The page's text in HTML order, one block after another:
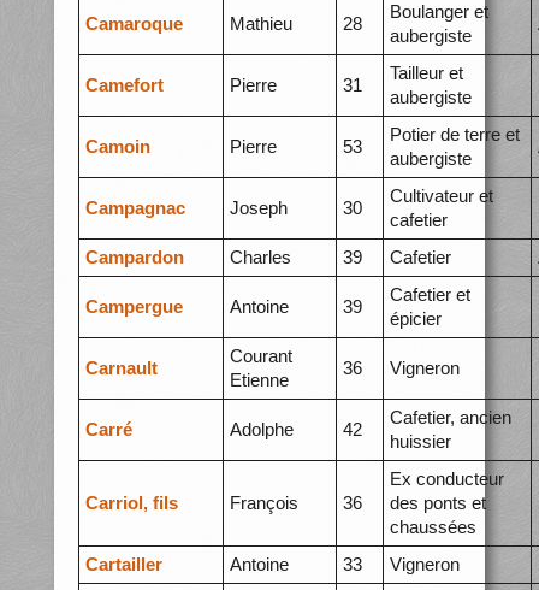
Camaroque Mathieu 28
Boulanger et
aubergiste
Camefort Pierre 31
Tailleur et
aubergiste
Camoin Pierre 53
Potier de terre et
aubergiste
Campagnac Joseph 30
Cultivateur et
cafetier
Campardon Charles 39 Cafetier
Campergue Antoine 39
Cafetier et
épicier
Carnault
Courant
Etienne
36 Vigneron
Carré Adolphe 42
Cafetier, ancien
huissier
Carriol, fils François 36
Ex conducteur
des ponts et
chaussées
Cartailler Antoine 33 Vigneron